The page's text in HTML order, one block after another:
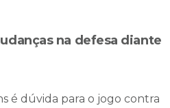
na defesa diante
é dúvida para o jogo contra